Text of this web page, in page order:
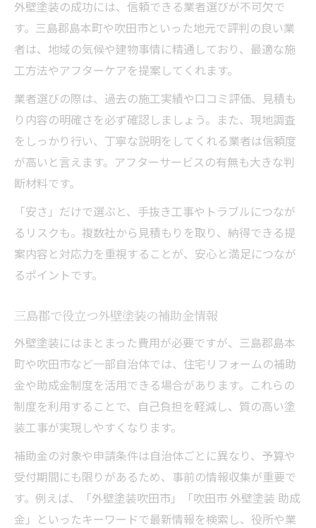
外壁塗装の成功には、信頼できる業者選びが不可欠で
す。三島郡島本町や吹田市といった地元で評判の良い業
者は、地域の気候や建物事情に精通しており、最適な施
工方法やアフターケアを提案してくれます。
業者選びの際は、過去の施工実績や口コミ評価、見積も
り内容の明確さを必ず確認しましょう。また、現地調査
をしっかり行い、丁寧な説明をしてくれる業者は信頼度
が高いと言えます。アフターサービスの有無も大きな判
断材料です。
「安さ」だけで選ぶと、手抜き工事やトラブルにつなが
るリスクも。複数社から見積もりを取り、納得できる提
案内容と対応力を重視することが、安心と満足につなが
るポイントです。
三島郡で役立つ外壁塗装の補助金情報
外壁塗装にはまとまった費用が必要ですが、三島郡島本
町や吹田市など一部自治体では、住宅リフォームの補助
金や助成金制度を活用できる場合があります。これらの
制度を利用することで、自己負担を軽減し、質の高い塗
装工事が実現しやすくなります。
補助金の対象や申請条件は自治体ごとに異なり、予算や
受付期間にも限りがあるため、事前の情報収集が重要で
す。例えば、「外壁塗装吹田市」「吹田市 外壁塗装 助成
金」といったキーワードで最新情報を検索し、役所や業